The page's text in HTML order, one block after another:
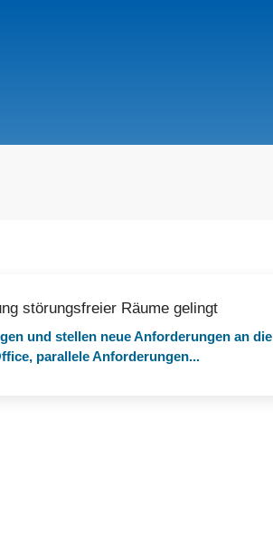
störungsfreier Räume gelingt
und stellen neue Anforderungen an die
parallele Anforderungen...